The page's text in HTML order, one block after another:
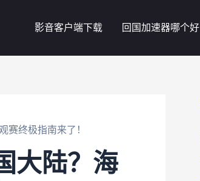
影音客户端下载 回国加速器哪个好
赛终极指南来了！
大陆？海